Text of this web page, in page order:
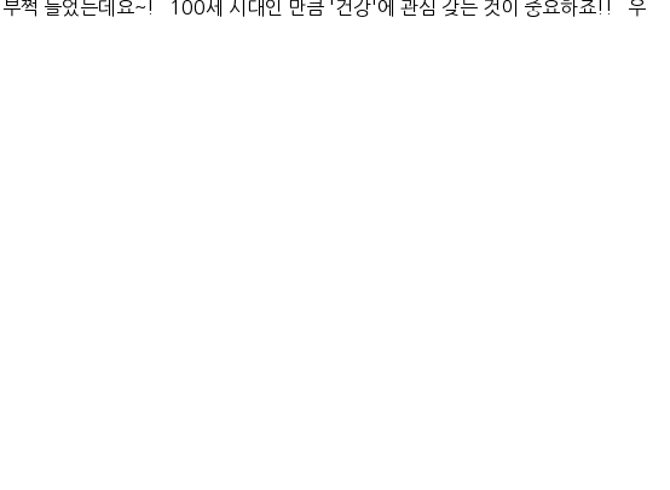
쩍 늘었는데요~! 100세 시대인 만큼 '건강'에 관심 갖는 것이 중요하죠!! 우